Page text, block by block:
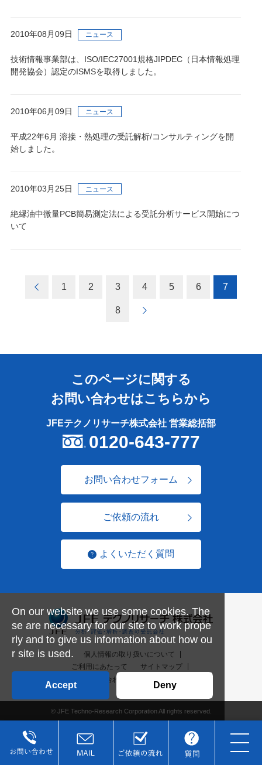
2010年08月09日 ニュース
技術情報事業部は、ISO/IEC27001規格JIPDEC（日本情報処理
開発協会）認定のISMSを取得しました。
2010年06月09日 ニュース
平成22年6月 溶接・熱処理の受託解析/コンサルティングを開
始しました。
2010年03月25日 ニュース
絶縁油中微量PCB簡易測定法による受託分析サービス開始につ
いて
1 2 3 4 5 6 7
8
このページに関する
お問い合わせはこちらから
JFEテクノリサーチ株式会社 営業総括部
0120-643-777
お問い合わせフォーム
ご依頼の流れ
よくいただく質問
個人情報の取り扱いについて
ご利用にあたって
サイトマップ
お問い合わせ一覧
English
© JFE Techno-Research Corporation All rights reserved.
On our website we use some cookies. The
se are necessary for our site to work prope
rly and to give us information about how ou
r site is used.
Accept Deny